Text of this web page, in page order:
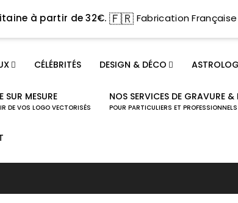
à partir de 32€. 🇫🇷 Fabrication
CÉLÉBRITÉS DESIGN & DÉCO
SUR MESURE
DE VOS LOGO VECTORISÉS
NOS SERVICES DE GRAVURE &
POUR PARTICULIERS ET PROFESSIONNELS